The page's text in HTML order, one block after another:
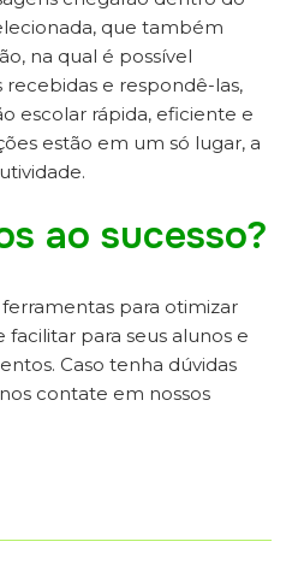
que também
na qual é possível
recebidas e respondê-las,
escolar rápida, eficiente e
estão em um só lugar, a
ao sucesso?
para otimizar
para seus alunos e
Caso tenha dúvidas
contate em nossos